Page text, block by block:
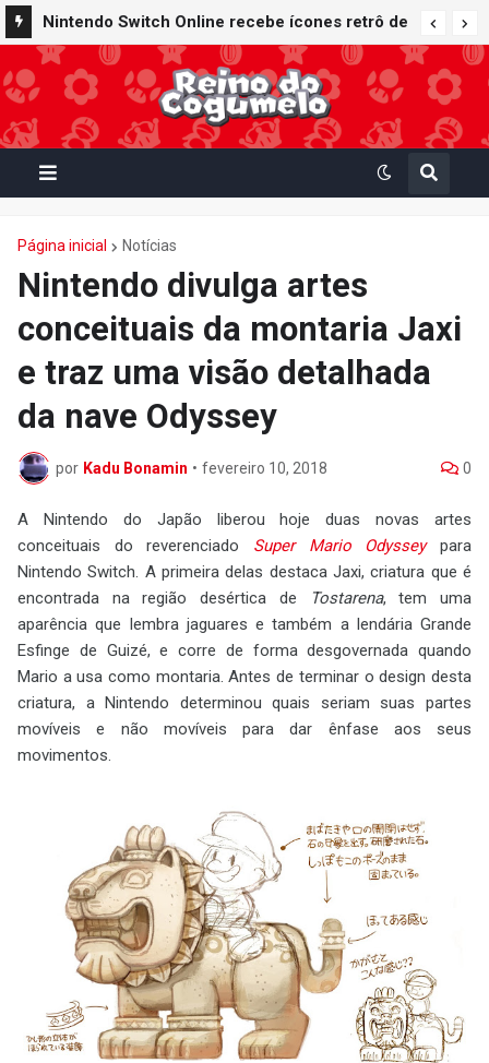
Nintendo Switch Online recebe ícones retrô de
Mario Paint (SNES) e Mario Kart: Super Circuit
(GBA)
Página inicial Notícias
Nintendo divulga artes
conceituais da montaria Jaxi
e traz uma visão detalhada
da nave Odyssey
por Kadu Bonamin • fevereiro 10, 2018 0
A Nintendo do Japão liberou hoje duas novas artes
conceituais do reverenciado Super Mario Odysseypara
Nintendo Switch. A primeira delas destaca Jaxi, criatura que é
encontrada na região desértica de
Tostarena, tem uma
aparência que lembra jaguares e também a lendária Grande
Esfinge de Guizé, e corre de forma desgovernada quando
Mario a usa como montaria. Antes de terminar o design desta
criatura, a Nintendo determinou quais seriam suas partes
movíveis e não movíveis para dar ênfase aos seus
movimentos.